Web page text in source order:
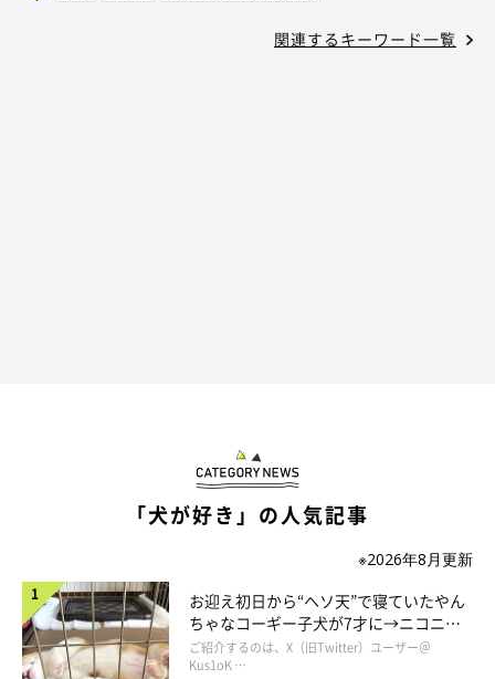
関連するキーワード一覧
「犬が好き」の人気記事
※2026年8月更新
お迎え初日から“ヘソ天”で寝ていたやん
ちゃなコーギー子犬が7才に→ニコニ
コ“コーギースマイル”が魅力のコに成
長！
ご紹介するのは、X（旧Twitter）ユーザー＠
Kus1oK …